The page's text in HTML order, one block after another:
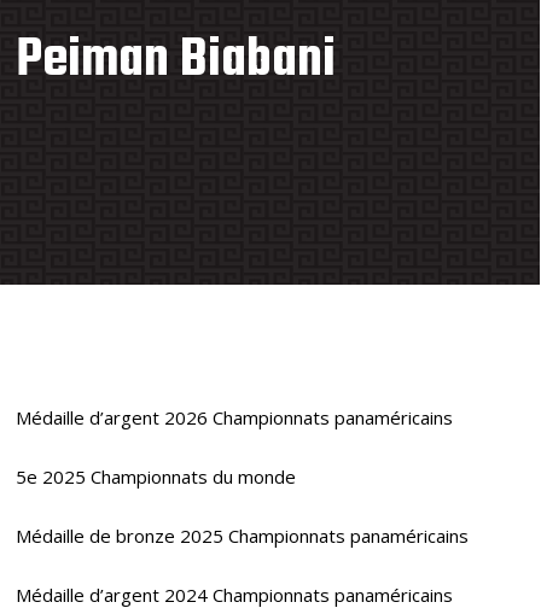
Peiman Biabani
Médaille d’argent 2026 Championnats panaméricains
5e 2025 Championnats du monde
Médaille de bronze 2025 Championnats panaméricains
Médaille d’argent 2024 Championnats panaméricains